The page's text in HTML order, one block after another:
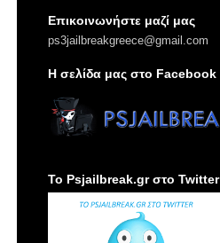
Επικοινωνήστε μαζί μας
ps3jailbreakgreece@gmail.com
H σελίδα μας στο Facebook
Το Psjailbreak.gr στο Twitter